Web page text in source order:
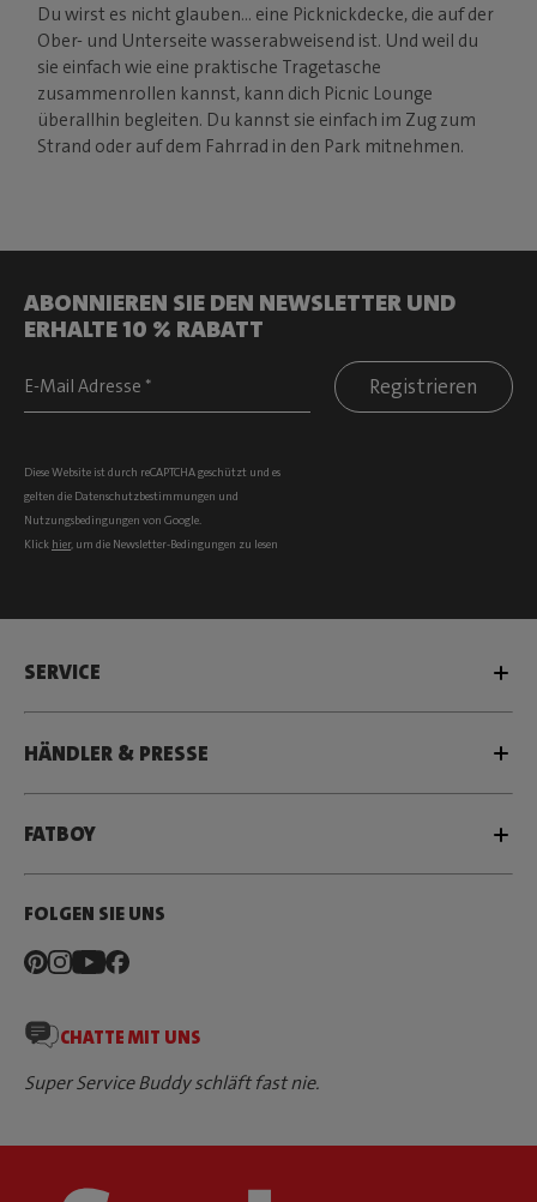
Du wirst es nicht glauben... eine Picknickdecke, die auf der
Ober- und Unterseite wasserabweisend ist. Und weil du
sie einfach wie eine praktische Tragetasche
zusammenrollen kannst, kann dich Picnic Lounge
überallhin begleiten. Du kannst sie einfach im Zug zum
Strand oder auf dem Fahrrad in den Park mitnehmen.
ABONNIEREN SIE DEN NEWSLETTER UND
ERHALTE 10 % RABATT
Registrieren
Diese Website ist durch reCAPTCHA geschützt und es
gelten die Datenschutzbestimmungen und
Nutzungsbedingungen von Google.
Klick hier, um die Newsletter-Bedingungen zu lesen
SERVICE
HÄNDLER & PRESSE
FATBOY
FOLGEN SIE UNS
CHATTE MIT UNS
Super Service Buddy schläft fast nie.